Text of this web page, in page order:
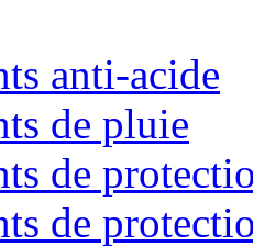
anti-acide
de pluie
de
de